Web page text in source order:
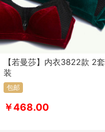
【若曼莎】内衣3822款 2套
装
包邮
￥468.00